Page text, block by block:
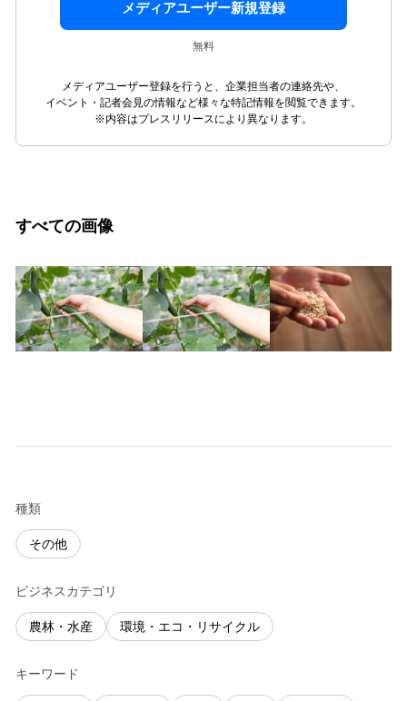
メディアユーザー新規登録
無料
メディアユーザー登録を行うと、企業担当者の連絡先や、
イベント・記者会見の情報など様々な特記情報を閲覧できます。
※内容はプレスリリースにより異なります。
すべての画像
種類
その他
ビジネスカテゴリ
農林・水産 環境・エコ・リサイクル
キーワード